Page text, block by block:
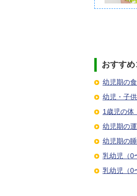
おすす
幼児期の
幼児・子
1歳児の体
幼児期の
幼児期の
乳幼児（0
乳幼児（0